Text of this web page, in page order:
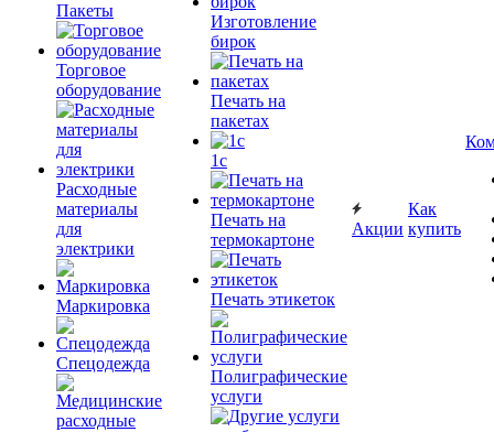
Пакеты
Торговое
оборудование
Расходные
материалы
для
электрики
Маркировка
Спецодежда
Изготовление
бирок
Печать на
пакетах
1c
Печать на
термокартоне
Печать этикеток
Полиграфические
услуги
Акции
Как
купить